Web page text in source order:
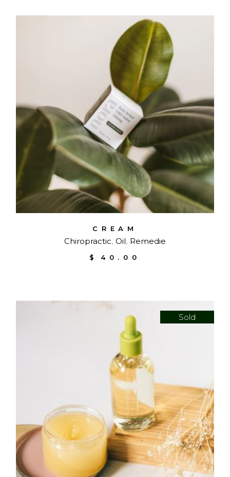
CREAM
Chiropractic Oil Remedie
$ 40.00
Sold